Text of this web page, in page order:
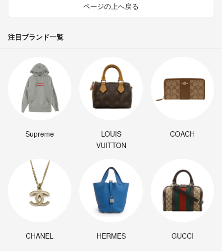
ページの上へ戻る
注目ブランド一覧
Supreme
LOUIS
VUITTON
COACH
CHANEL HERMES GUCCI